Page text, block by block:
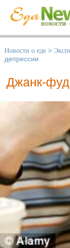
Новости о еде >
депрессии
Джанк-фуд